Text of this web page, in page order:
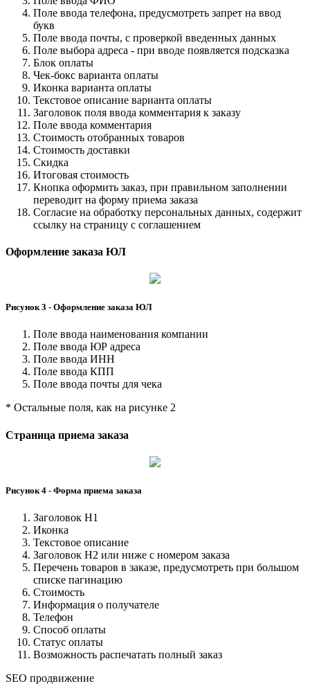
Поле ввода телефона, предусмотреть запрет на ввод
букв
Поле ввода почты, с проверкой введенных данных
Поле выбора адреса - при вводе появляется подсказка
Блок оплаты
Чек-бокс варианта оплаты
Иконка варианта оплаты
Текстовое описание варианта оплаты
Заголовок поля ввода комментария к заказу
Поле ввода комментария
Стоимость отобранных товаров
Стоимость доставки
Скидка
Итоговая стоимость
Кнопка оформить заказ, при правильном заполнении
переводит на форму приема заказа
Согласие на обработку персональных данных, содержит
ссылку на страницу с соглашением
Оформление заказа ЮЛ
Рисунок 3 - Оформление заказа ЮЛ
Поле ввода наименования компании
Поле ввода ЮР адреса
Поле ввода ИНН
Поле ввода КПП
Поле ввода почты для чека
* Остальные поля, как на рисунке 2
Страница приема заказа
Рисунок 4 - Форма приема заказа
Заголовок H1
Иконка
Текстовое описание
Заголовок H2 или ниже с номером заказа
Перечень товаров в заказе, предусмотреть при большом
списке пагинацию
Стоимость
Информация о получателе
Телефон
Способ оплаты
Статус оплаты
Возможность распечатать полный заказ
SEO продвижение